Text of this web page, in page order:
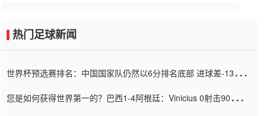
热门足球新闻
世界杯预选赛排名：中国国家队仍然以6分排名底部 进球差-13令人
您是如何获得世界第一的？巴西1-4阿根廷：Vinicius 0射击90分钟